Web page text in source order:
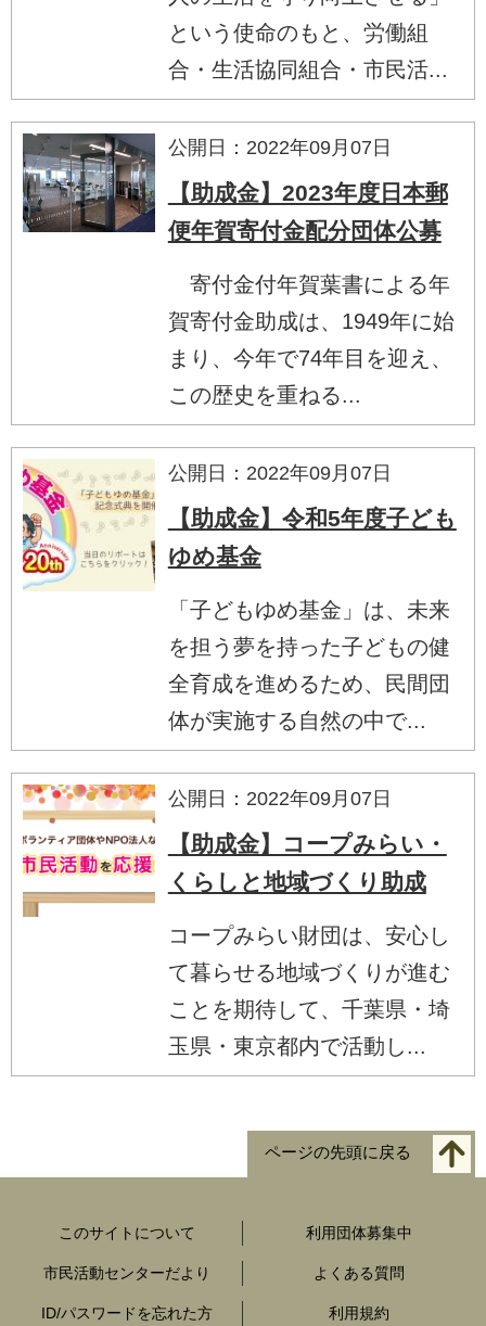
という使命のもと、労働組
合・生活協同組合・市民活...
公開日：2022年09月07日
【助成金】2023年度日本郵
便年賀寄付金配分団体公募
寄付金付年賀葉書による年
賀寄付金助成は、1949年に始
まり、今年で74年目を迎え、
この歴史を重ねる...
公開日：2022年09月07日
【助成金】令和5年度子ども
ゆめ基金
「子どもゆめ基金」は、未来
を担う夢を持った子どもの健
全育成を進めるため、民間団
体が実施する自然の中で...
公開日：2022年09月07日
【助成金】コープみらい・
くらしと地域づくり助成
コープみらい財団は、安心し
て暮らせる地域づくりが進む
ことを期待して、千葉県・埼
玉県・東京都内で活動し...
ページの先頭に戻る
このサイトについて 利用団体募集中
市民活動センターだより よくある質問
ID/パスワードを忘れた方 利用規約